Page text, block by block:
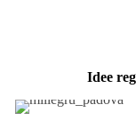
Idee